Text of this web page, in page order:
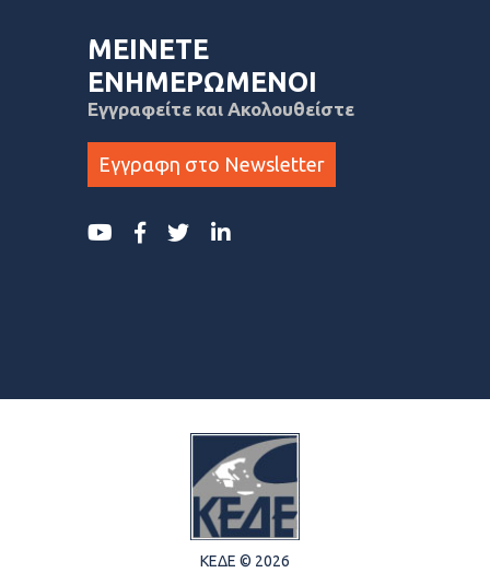
ΜΕΙΝΕΤΕ
ΕΝΗΜΕΡΩΜΕΝΟΙ
Εγγραφείτε και Ακολουθείστε
Εγγραφη στο Newsletter
ΚΕΔΕ © 2026